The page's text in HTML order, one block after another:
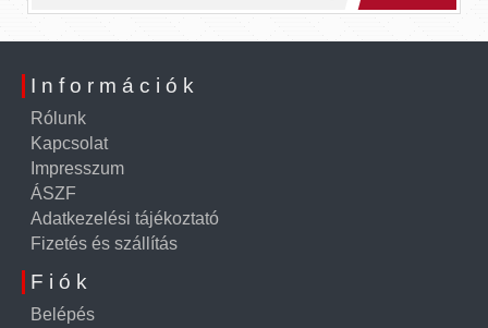
Információk
Rólunk
Kapcsolat
Impresszum
ÁSZF
Adatkezelési tájékoztató
Fizetés és szállítás
Fiók
Belépés